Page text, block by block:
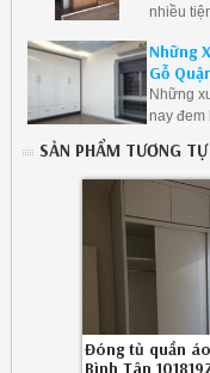
nhiều
cách dễ
Những
Gỗ
Những
nay đem
SẢN PHẨM TƯƠNG TỰ
Đóng tủ quần
Bình Tân